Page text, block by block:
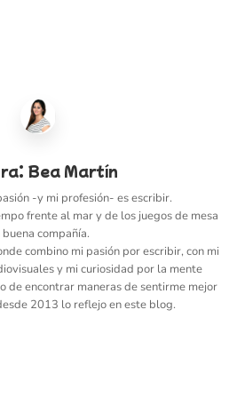
Bea Martín
-y mi profesión- es escribir.
frente al mar y de los juegos de mesa
buena compañía.
combino mi pasión por escribir, con mi
y mi curiosidad por la mente
de encontrar maneras de sentirme mejor
2013 lo reflejo en este blog.